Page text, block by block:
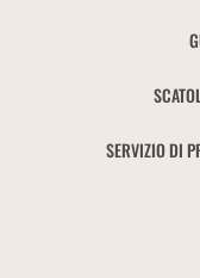
SERVIZIO DI